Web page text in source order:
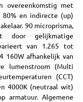
overeenkomstig met
80% en indirecte (up)
90 microprisma,
door gelijkmatige
van 1.265 tot
160W afhankelijk van
lumenstroom (Multi
(CCT)
4000K (neutraal wit)
armatuur. Algemene